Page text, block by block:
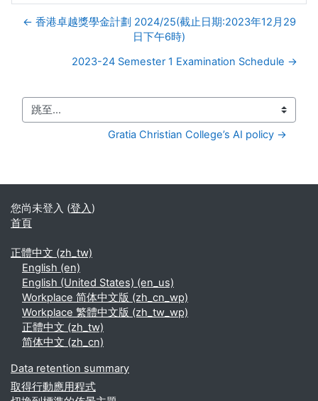
← 香港卓越獎學金計劃 2024/25(截止日期:2023年12月29
日下午6時)
2023-24 Semester 1 Examination Schedule →
跳至...
Gratia Christian College’s AI policy →
您尚未登入 (登入)
首頁
正體中文 ‎(zh_tw)‎
English ‎(en)‎
English (United States) ‎(en_us)‎
Workplace 简体中文版 ‎(zh_cn_wp)‎
Workplace 繁體中文版 ‎(zh_tw_wp)‎
正體中文 ‎(zh_tw)‎
简体中文 ‎(zh_cn)‎
Data retention summary
取得行動應用程式